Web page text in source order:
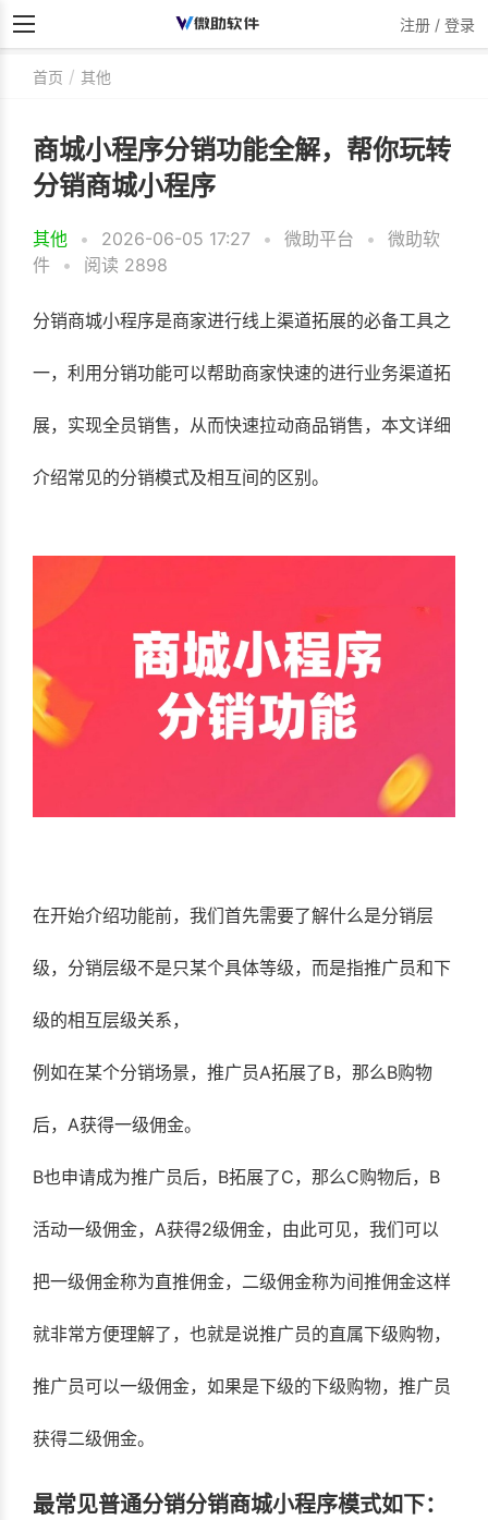
注册 / 登录
首页 其他
商城小程序分销功能全解，帮你玩转
分销商城小程序
其他 • 2026-06-05 17:27 • 微助平台 •
微助软
件
• 阅读 2898
分销商城小程序是商家进行线上渠道拓展的必备工具之
一，利用分销功能可以帮助商家快速的进行业务渠道拓
展，实现全员销售，从而快速拉动商品销售，本文详细
介绍常见的分销模式及相互间的区别。
在开始介绍功能前，我们首先需要了解什么是分销层
级，分销层级不是只某个具体等级，而是指推广员和下
级的相互层级关系，
例如在某个分销场景，推广员A拓展了B，那么B购物
后，A获得一级佣金。
B也申请成为推广员后，B拓展了C，那么C购物后，B
活动一级佣金，A获得2级佣金，由此可见，我们可以
把一级佣金称为直推佣金，二级佣金称为间推佣金这样
就非常方便理解了，也就是说推广员的直属下级购物，
推广员可以一级佣金，如果是下级的下级购物，推广员
获得二级佣金。
最常见普通分销分销商城小程序模式如下：